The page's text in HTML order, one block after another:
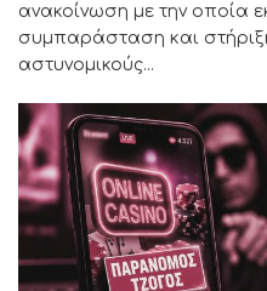
ανακοίνωση με την οποία
συμπαράσταση και
αστυνομικούς...